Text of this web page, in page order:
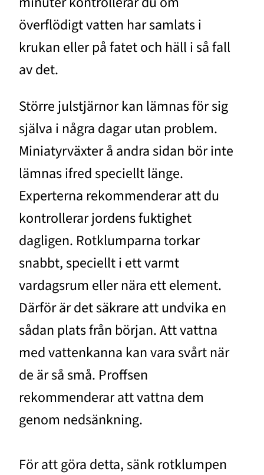
överflödigt vatten har samlats i
krukan eller på fatet och häll i så fall
av det.
Större julstjärnor kan lämnas för sig
själva i några dagar utan problem.
Miniatyrväxter å andra sidan bör inte
lämnas ifred speciellt länge.
Experterna rekommenderar att du
kontrollerar jordens fuktighet
dagligen. Rotklumparna torkar
snabbt, speciellt i ett varmt
vardagsrum eller nära ett element.
Därför är det säkrare att undvika en
sådan plats från början. Att vattna
med vattenkanna kan vara svårt när
de är så små. Proffsen
rekommenderar att vattna dem
genom nedsänkning.
För att göra detta, sänk rotklumpen